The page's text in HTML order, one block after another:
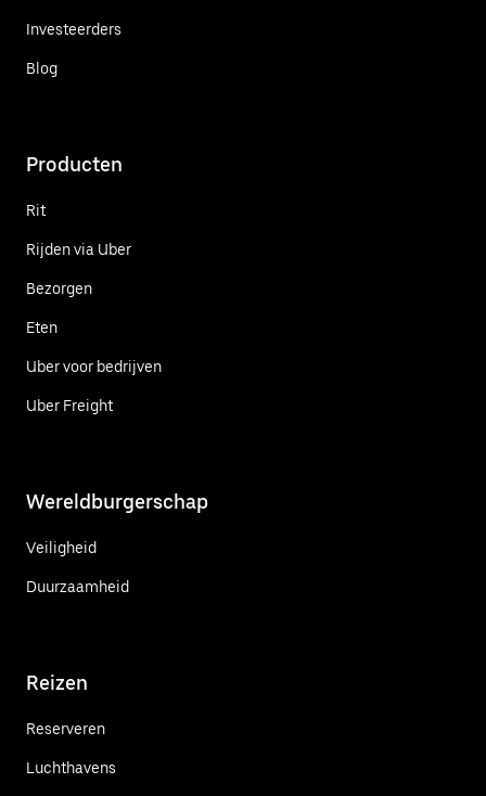
Investeerders
Blog
Producten
Rit
Rijden via Uber
Bezorgen
Eten
Uber voor bedrijven
Uber Freight
Wereldburgerschap
Veiligheid
Duurzaamheid
Reizen
Reserveren
Luchthavens